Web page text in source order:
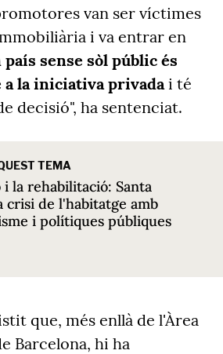
van ser víctimes
i va entrar en
país sense sòl públic és
la iniciativa privadai té
decisió", ha sentenciat.
TEMA
la rehabilitació: Santa
crisi de l'habitatge amb
i polítiques públiques
que, més enllà de l'Àrea
Barcelona, hi ha